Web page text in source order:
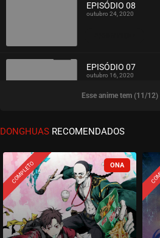
EPISÓDIO 08
outubro 24, 2020
ASSISTIDO
EPISÓDIO 07
outubro 16, 2020
ASSISTIDO
EPISÓDIO 06
ASSISTIDO
EPISÓDIO 05
outubro 03, 2020
Esse anime tem (11/
DONGHUAS RECOMENDADOS
COMPLETO